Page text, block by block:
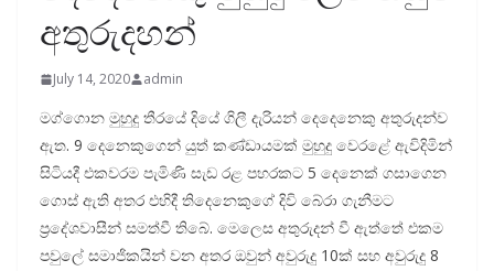
අතුරුදහන්
July 14, 2020 admin
මග්ගොන මුහුදු තීරයේ දියේ ගිලී දැරියන් දෙදෙනෙකු අතුරුදන්ව
ඇත. 9 දෙනෙකුගෙන් යුත් කණ්ඩායමක් මුහුදු වෙරළේ ඇවිදිමින්
සිටියදී එකවරම පැමිණි සැඩ රළ පහරකට 5 දෙනෙක් ගසාගෙන
ගොස් ඇති අතර එහිදී තිදෙනෙකුගේ දිවි බේරා ගැනීමට
ප්‍රදේශවාසීන් සමත්වී තිබේ. මෙලෙස අතුරුදන් වී ඇත්තේ එකම
පවුලේ සමාජිකයින් වන අතර ඔවුන් අවුරුදු 10ක් සහ අවුරුදු 8